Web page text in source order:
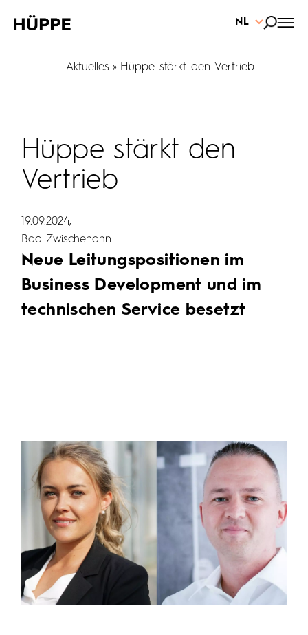
NL
Aktuelles Hüppe stärkt den Vertrieb
Hüppe stärkt den
Vertrieb
19.09.2024
Bad Zwischenahn
Neue Leitungspositionen im
Business Development und im
technischen Service besetzt